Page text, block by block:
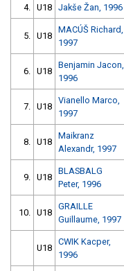
4. U18 Jakše Žan, 1996
5. U18
MACÚŠ Richard,
1997
6. U18
Benjamin Jacon,
1996
7. U18
Vianello Marco,
1997
8. U18
Maikranz
Alexandr, 1997
9. U18
BLASBALG
Peter, 1996
10. U18
GRAILLE
Guillaume, 1997
U18
CWIK Kacper,
1996